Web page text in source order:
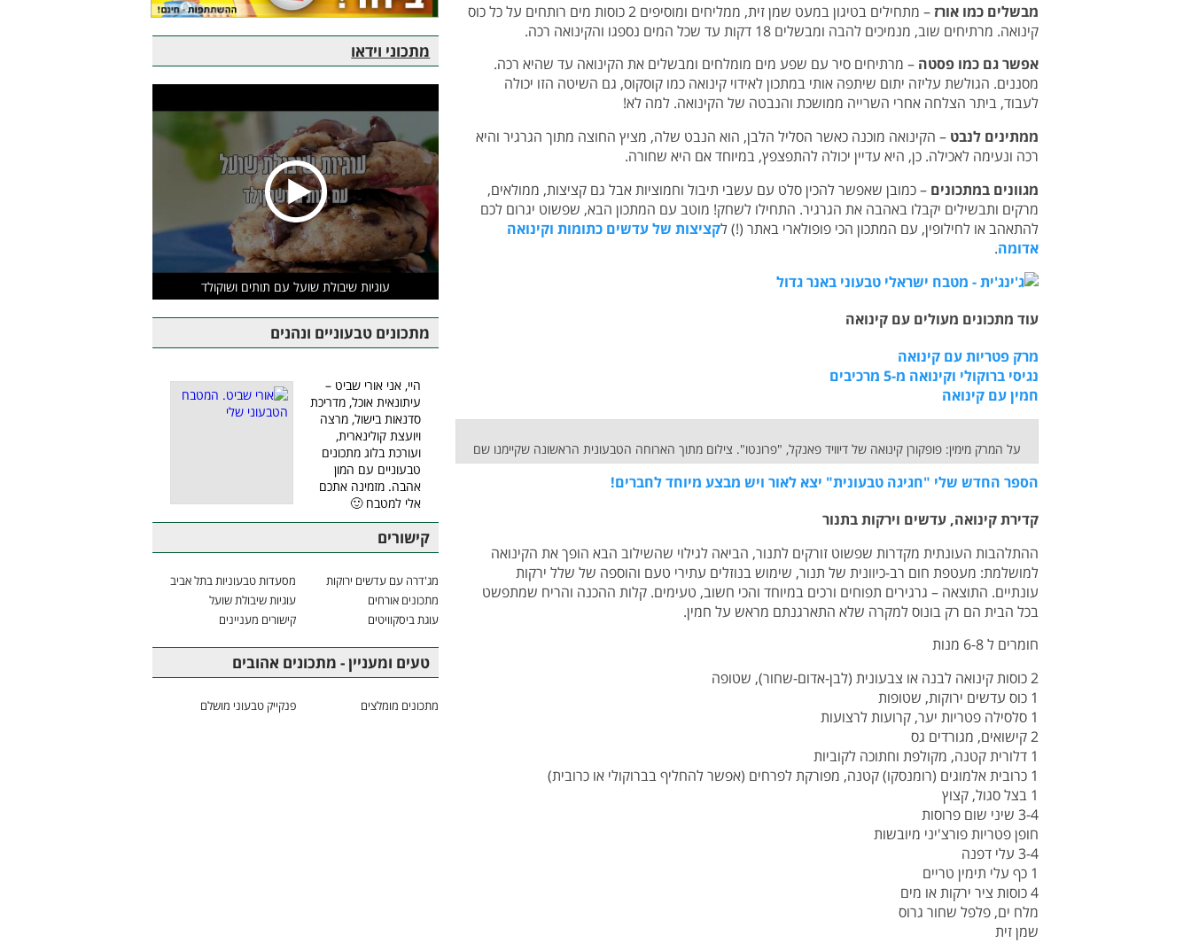
מבשלים כמו אורז
– מתחילים בטיגון במעט שמן זית, ממליחים ומוסיפים 2 כוסות מים רותחים על כל כוס
קינואה. מרתיחים שוב, מנמיכים להבה ומבשלים 18 דקות עד שכל המים נספגו והקינואה רכה.
אפשר גם כמו פסטה – מרתיחים סיר עם שפע מים מומלחים ומבשלים את הקינואה עד שהיא רכה.
מסננים. הגולשת עליזה יתום שיתפה אותי במתכון לאידוי קינואה כמו קוסקוס, גם השיטה הזו יכולה
לעבוד, ביתר הצלחה אחרי השרייה ממושכת והנבטה של הקינואה. למה לא!
ממתינים לנבט – הקינואה מוכנה כאשר הסליל הלבן, הוא הנבט שלה, מציץ החוצה מתוך הגרגיר והיא
רכה ונעימה לאכילה. כן, היא עדיין יכולה להתפצפץ, במיוחד אם היא שחורה.
מגוונים במתכונים – כמובן שאפשר להכין סלט עם עשבי תיבול וחמוציות אבל גם קציצות, ממולאים,
מרקים ותבשילים יקבלו באהבה את הגרגיר. התחילו לשחק! מוטב עם המתכון הבא, שפשוט יגרום לכם
להתאהב או לחילופין, עם המתכון הכי פופולארי באתר (!) לקציצות של עדשים כתומות וקינואה
אדומה.
עוד מתכונים מעולים עם קינואה
מרק פטריות עם קינואה
נגיסי ברוקולי וקינואה מ-5 מרכיבים
חמין עם קינואה
על המרק מימין: פופקורן קינואה של דיוויד פאנקל, "פרונטו". צילום מתוך הארוחה הטבעונית הראשונה שקיימנו שם
הספר החדש שלי "חגיגה טבעונית" יצא לאור ויש מבצע מיוחד לחברים!
קדירת קינואה, עדשים וירקות בתנור
ההתלהבות העונתית מקדרות שפשוט זורקים לתנור, הביאה לגילוי שהשילוב הבא הופך את הקינואה
למושלמת: מעטפת חום רב-כיוונית של תנור, שימוש בנוזלים עתירי טעם והוספה של שלל ירקות
עונתיים. התוצאה – גרגירים תפוחים ורכים במיוחד והכי חשוב, טעימים. קלות ההכנה והריח שמתפשט
בכל הבית הם רק בונוס למקרה שלא התארגנתם מראש על חמין.
חומרים ל 6-8 מנות
2 כוסות קינואה לבנה או צבעונית (לבן-אדום-שחור), שטופה
1 כוס עדשים ירוקות, שטופות
1 סלסילה פטריות יער, קרועות לרצועות
2 קישואים, מגורדים גס
1 דלורית קטנה, מקולפת וחתוכה לקוביות
1 כרובית אלמוגים (רומנסקו) קטנה, מפורקת לפרחים (אפשר להחליף בברוקולי או כרובית)
1 בצל סגול, קצוץ
3-4 שיני שום פרוסות
חופן פטריות פורצ'יני מיובשות
3-4 עלי דפנה
1 כף עלי תימין טריים
4 כוסות ציר ירקות או מים
מלח ים, פלפל שחור גרוס
שמן זית
מתכוני וידאו
עוגיות שיבולת שועל עם תותים ושוקולד
מתכונים טבעוניים ונהנים
היי, אני אורי שביט –
עיתונאית אוכל, מדריכת
סדנאות בישול, מרצה
ויועצת קולינארית,
ועורכת בלוג מתכונים
טבעוניים עם המון
אהבה. מזמינה אתכם
אלי למטבח 🙂
קישורים
מג'דרה עם עדשים ירוקות
מסעדות טבעוניות בתל אביב
מתכונים אורחים
עוגיות שיבולת שועל
עוגת ביסקוויטים
קישורים מעניינים
טעים ומעניין - מתכונים אהובים
מתכונים מומלצים פנקייק טבעוני מושלם